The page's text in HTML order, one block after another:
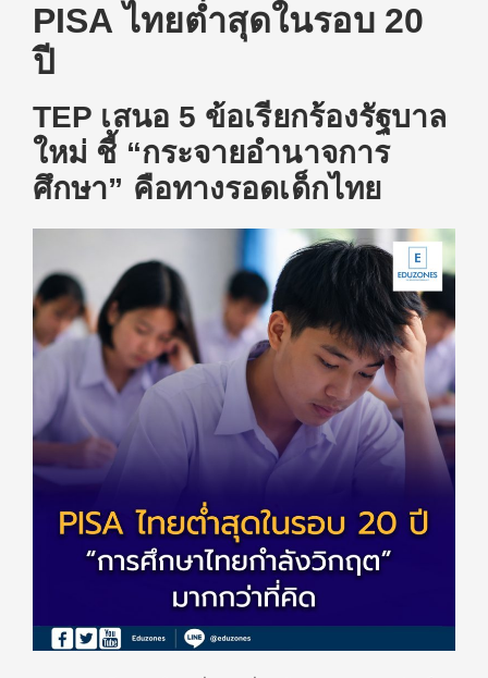
PISA ไทยต่ำสุดในรอบ 20
ปี
TEP เสนอ 5 ข้อเรียกร้องรัฐบาล
ใหม่ ชี้ “กระจายอำนาจการ
ศึกษา” คือทางรอดเด็กไทย